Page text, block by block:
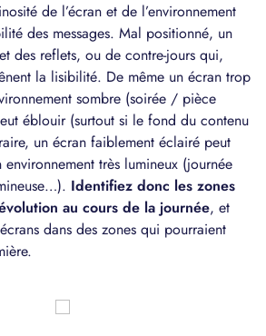
de l’écran et de l’environnement
des messages. Mal positionné, un
des reflets, ou de contre-jours qui,
la lisibilité. De même un écran trop
sombre (soirée / pièce
éblouir (surtout si le fond du contenu
un écran faiblement éclairé peut
très lumineux (journée
Identifiez donc les zones
au cours de la journée, et
dans des zones qui pourraient